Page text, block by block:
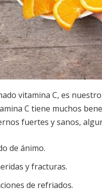
vitamina C, es
C tiene muchos
fuertes y sanos,
de ánimo.
y fracturas.
de refriados.